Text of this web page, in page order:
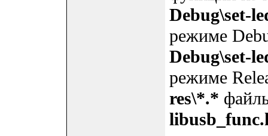
Debug\set-
режиме
Debug\set-
режиме
res\*.*